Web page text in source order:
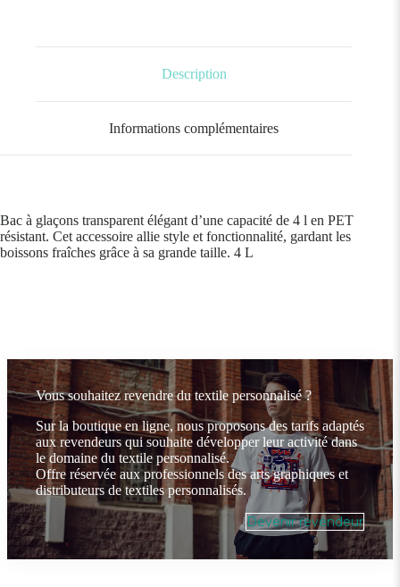
Description
Informations complémentaires
Bac à glaçons transparent élégant d’une capacité de 4 l en PET
résistant. Cet accessoire allie style et fonctionnalité, gardant les
boissons fraîches grâce à sa grande taille. 4 L
Vous souhaitez revendre du textile personnalisé ?
Sur la boutique en ligne, nous proposons des tarifs adaptés
aux revendeurs qui souhaite développer leur activité dans
le domaine du textile personnalisé.
Offre réservée aux professionnels des arts graphiques et
distributeurs de textiles personnalisés.
Devenir revendeur